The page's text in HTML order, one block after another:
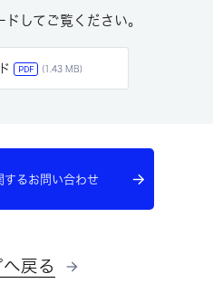
してご覧ください。
PDF (1.43 MB)
するお問い合わせ
戻る